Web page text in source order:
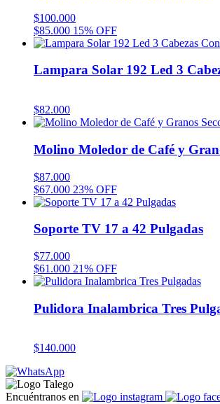
$100.000
$85.000 15% OFF
Lampara Solar 192 Led 3
$82.000
Molino Moledor de Café y
$87.000
$67.000 23% OFF
Soporte TV 17 a 42 Pulgadas
$77.000
$61.000 21% OFF
Pulidora Inalambrica Tres
$140.000
Encuéntranos en